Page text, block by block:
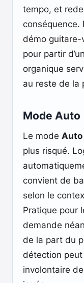
tempo, et
conséquence.
démo guitare-
pour partir
organique
au reste de la
Mode Auto
Le mode Auto
plus risqué.
convient de
selon le
Pratique pour
demande
de la part du
détection
involontaire